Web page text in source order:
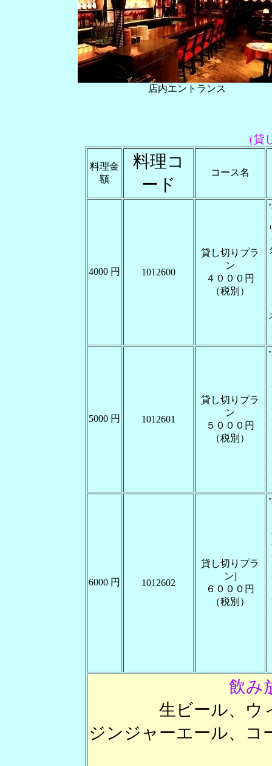
店内エントランス
（貸
料理金
額
料理コ
ード
コース名
4000 円 1012600
貸し切りプラ
ン
４０００円
（税別）
5000 円 1012601
貸し切りプラ
ン
５０００円
（税別）
6000 円 1012602
貸し切りプラ
ン]
６０００円
（税別）
飲み
生ビール、ウ
ジンジャーエール、コ